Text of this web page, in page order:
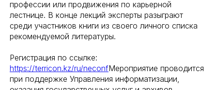
профессии или продвижения по карьерной
лестнице. В конце лекций эксперты разыграют
среди участников книги из своего личного списка
рекомендуемой литературы.
Регистрация по ссылке:
https://terricon.kz/ru/neconfМероприятие проводится
при поддержке Управления информатизации,